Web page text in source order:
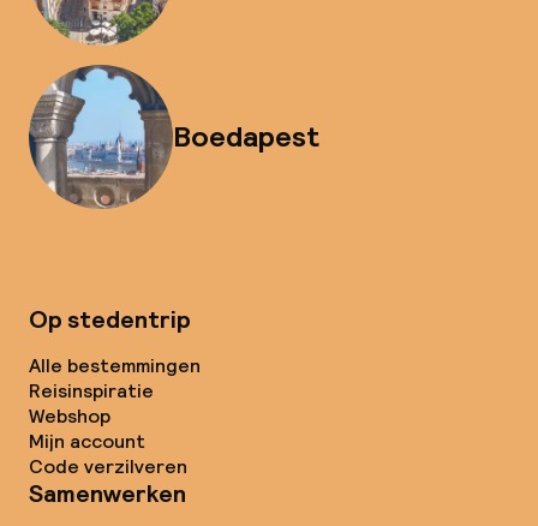
Boedapest
Op stedentrip
Alle bestemmingen
Reisinspiratie
Webshop
Mijn account
Code verzilveren
Samenwerken